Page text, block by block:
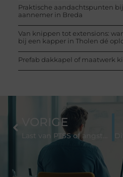
Praktische aandachtspunten
aannemer in Breda
Van knippen tot extensions:
bij een kapper in Tholen dé
Prefab dakkapel of maatwerk
VORIGE